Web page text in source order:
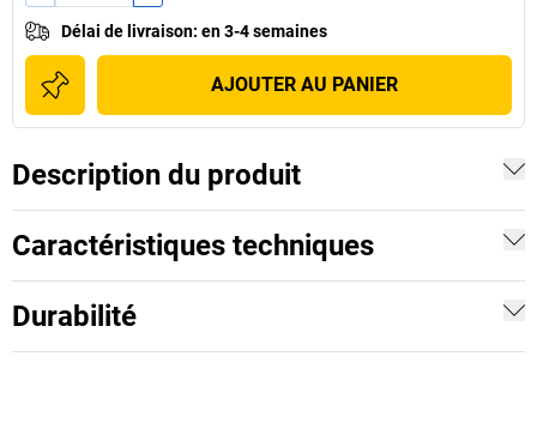
Délai de livraison: en 3-4 semaines
AJOUTER AU PANIER
Description du produit
Caractéristiques techniques
Durabilité